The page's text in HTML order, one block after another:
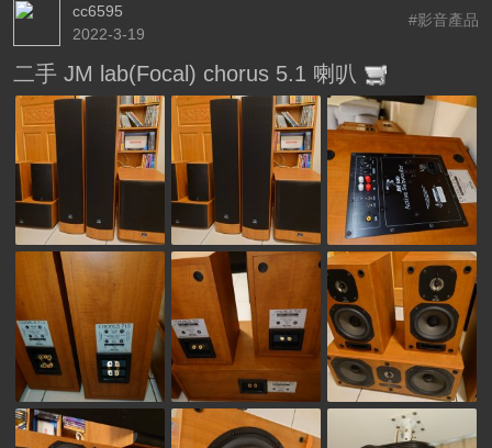
cc6595
2022-3-19
#影音產品
二手 JM lab(Focal) chorus 5.1 喇叭